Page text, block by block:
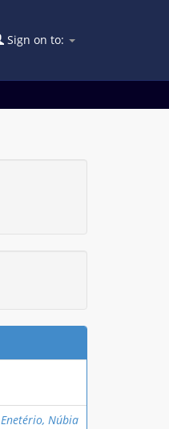
Sign on to:
Enetério, Núbia